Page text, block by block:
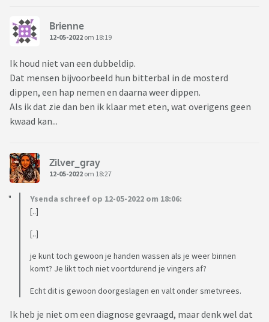
Brienne
12-05-2022 om 18:19
Ik houd niet van een dubbeldip.
Dat mensen bijvoorbeeld hun bitterbal in de mosterd
dippen, een hap nemen en daarna weer dippen.
Als ik dat zie dan ben ik klaar met eten, wat overigens geen
kwaad kan...
Zilver_gray
12-05-2022 om 18:27
Ysenda schreef op 12-05-2022 om 18:06:
[..]
[..]
je kunt toch gewoon je handen wassen als je weer binnen
komt? Je likt toch niet voortdurend je vingers af?
Echt dit is gewoon doorgeslagen en valt onder smetvrees.
Ik heb je niet om een diagnose gevraagd, maar denk wel dat